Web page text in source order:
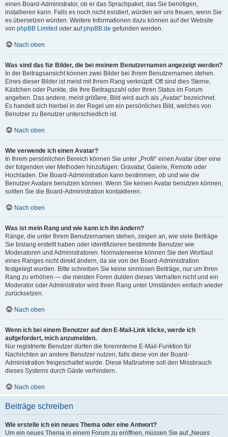
einen Board-Administrator, ob er das Sprachpaket, das Sie benötigen,
installieren kann. Falls es noch nicht existiert, würden wir uns freuen, wenn Sie
es übersetzen würden. Weitere Informationen dazu können auf der Website
von phpBB Limited oder aufphpBB.de gefunden werden.
Nach oben
Was sind das für Bilder, die bei meinem Benutzernamen angezeigt werden?
In der Beitragsansicht können zwei Bilder bei Ihrem Benutzernamen stehen.
Eines dieser Bilder ist meist mit Ihrem Rang verknüpft: Oft sind dies Sterne,
Kästchen oder Punkte, die Ihre Beitragszahl oder Ihren Status im Forum
angeben. Das andere, meist größere, Bild wird auch als „Avatar“ bezeichnet.
Es handelt sich hierbei in der Regel um ein persönliches Bild, welches von
Benutzer zu Benutzer unterschiedlich ist.
Nach oben
Wie verwende ich einen Avatar?
In Ihrem persönlichen Bereich können Sie unter „Profil“ einen Avatar über eine
der folgenden vier Methoden hinzufügen: Gravatar, Galerie, Remote oder
Hochladen. Die Board-Administration kann bestimmen, ob und wie die
Benutzer Avatare benutzen können. Wenn Sie keinen Avatar benutzen können,
sollten Sie die Board-Administration kontaktieren.
Nach oben
Was ist mein Rang und wie kann ich ihn ändern?
Ränge, die unter Ihrem Benutzernamen stehen, zeigen an, wie viele Beiträge
Sie bislang erstellt haben oder identifizieren bestimmte Benutzer wie
Moderatoren und Administratoren. Normalerweise können Sie den Wortlaut
eines Ranges nicht direkt ändern, da sie von der Board-Administration
festgelegt wurden. Bitte schreiben Sie keine sinnlosen Beiträge, nur um Ihren
Rang zu erhöhen — die meisten Foren dulden dieses Verhalten nicht und ein
Moderator oder Administrator wird Ihren Rang unter Umständen einfach wieder
zurücksetzen.
Nach oben
Wenn ich bei einem Benutzer auf den E-Mail-Link klicke, werde ich
aufgefordert, mich anzumelden.
Nur registrierte Benutzer dürfen die foreninterne E-Mail-Funktion für
Nachrichten an andere Benutzer nutzen, falls diese von der Board-
Administration freigeschaltet wurde. Diese Maßnahme soll den Missbrauch
dieses Systems durch Gäste verhindern.
Nach oben
Beiträge schreiben
Wie erstelle ich ein neues Thema oder eine Antwort?
Um ein neues Thema in einem Forum zu eröffnen, müssen Sie auf „Neues